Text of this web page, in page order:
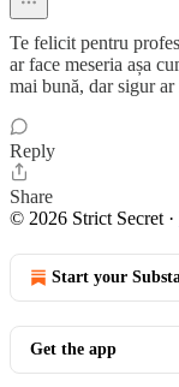
Te felicit pentru
ar face meseria așa
mai bună, dar sigur
Reply
Share
© 2026 Strict Secret ·
Start your
Get the app